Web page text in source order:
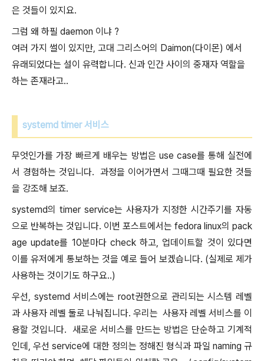
은 것들이 있지요.
그럼 왜 하필 daemon 이냐 ?
여러 가지 썰이 있지만, 고대 그리스어의 Daimon(다이몬) 에서
유래되었다는 설이 유력합니다. 신과 인간 사이의 중재자 역할을
하는 존재라고..
systemd timer 서비스
무엇인가를 가장 빠르게 배우는 방법은 use case를 통해 실전에
서 경험하는 것입니다. 과정을 이어가면서 그때그때 필요한 것들
을 강조해 보죠.
systemd의 timer service는 사용자가 지정한 시간주기를 자동
으로 반복하는 것입니다. 이번 포스트에서는 fedora linux의 pack
age update를 10분마다 check 하고, 업데이트할 것이 있다면
이를 유저에게 통보하는 것을 예로 들어 보겠습니다. (실제로 제가
사용하는 것이기도 하구요..)
우선, systemd 서비스에는 root권한으로 관리되는 시스템 레벨
과 사용자 레벨 둘로 나눠집니다. 우리는 사용자 레벨 서비스를 이
용할 것입니다. 새로운 서비스를 만드는 방법은 단순하고 기계적
인데, 우선 service에 대한 정의는 정해진 형식과 파일 naming 규